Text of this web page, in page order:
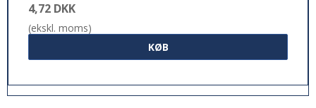
4,72 DKK
(ekskl. moms)
KØB